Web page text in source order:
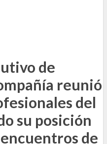
de
reunió
del
su posición
de